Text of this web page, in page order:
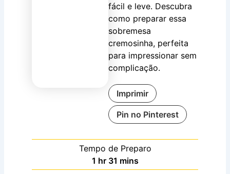
fácil e leve. Descubra
como preparar essa
sobremesa
cremosinha, perfeita
para impressionar sem
complicação.
Imprimir
Pin no Pinterest
Tempo de Preparo
1 hora
hr 31 minutes
mins